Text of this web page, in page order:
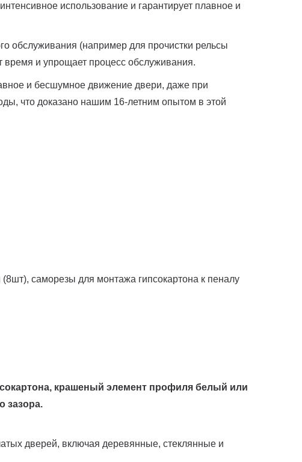
использование и гарантирует плавное и
обслуживания (например для прочистки рельсы
время и упрощает процесс обслуживания.
и бесшумное движение двери, даже при
что доказано нашим 16-летним опытом в этой
саморезы для монтажа гипсокартона к пеналу
крашеный элемент профиля белый или
зазора.
дверей, включая деревянные, стеклянные и